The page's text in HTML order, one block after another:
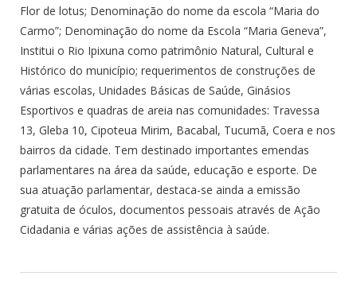
Flor de lotus; Denominação do nome da escola “Maria do
Carmo”; Denominação do nome da Escola “Maria Geneva”,
Institui o Rio Ipixuna como patrimônio Natural, Cultural e
Histórico do município; requerimentos de construções de
várias escolas, Unidades Básicas de Saúde, Ginásios
Esportivos e quadras de areia nas comunidades: Travessa
13, Gleba 10, Cipoteua Mirim, Bacabal, Tucumã, Coera e nos
bairros da cidade. Tem destinado importantes emendas
parlamentares na área da saúde, educação e esporte. De
sua atuação parlamentar, destaca-se ainda a emissão
gratuita de óculos, documentos pessoais através de Ação
Cidadania e várias ações de assistência à saúde.